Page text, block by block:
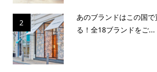
2
あのブランドはこの国
る！全18ブランドをご...